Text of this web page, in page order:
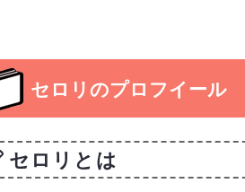
セロリのプロフイール
セロリとは